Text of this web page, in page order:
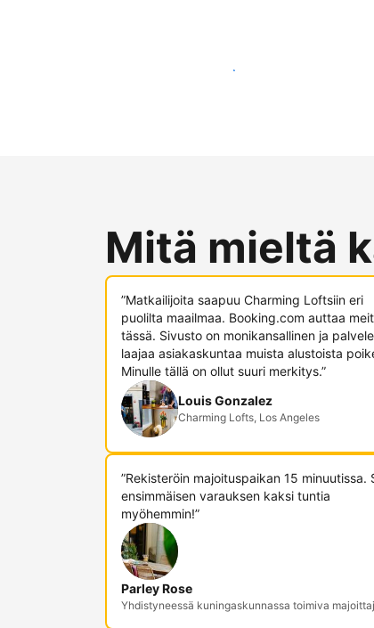
Tavoita uusia asiakkaita jo tänään
Mitä mieltä
”Matkailijoita saapuu Charming Loftsiin eri
puolilta maailmaa. Booking.com auttaa
tässä. Sivusto on monikansallinen ja
laajaa asiakaskuntaa muista alustoista
Minulle tällä on ollut suuri merkitys.”
Louis Gonzalez
Charming Lofts, Los Angeles
”Rekisteröin majoituspaikan 15 minuutissa.
ensimmäisen varauksen kaksi tuntia
myöhemmin!”
Parley Rose
Yhdistyneessä kuningaskunnassa toimiva